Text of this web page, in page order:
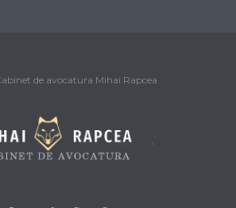
de avocatura Mihai Rapcea